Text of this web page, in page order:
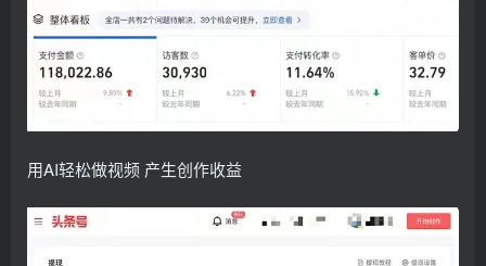
用AI轻松做视频 产生创作收益